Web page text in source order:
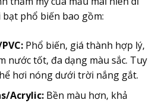
bạt phổ biến bao gồm:
Phổ biến, giá thành hợp lý,
nước tốt, đa dạng màu sắc. Tuy
hơi nóng dưới trời nắng gắt.
Acrylic:Bền màu hơn, khả